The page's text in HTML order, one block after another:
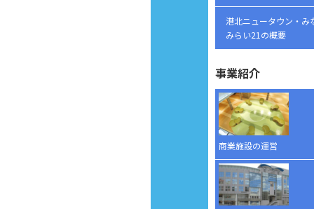
港北ニュータウン・み
みらい21の概要
事業紹介
商業施設の運営